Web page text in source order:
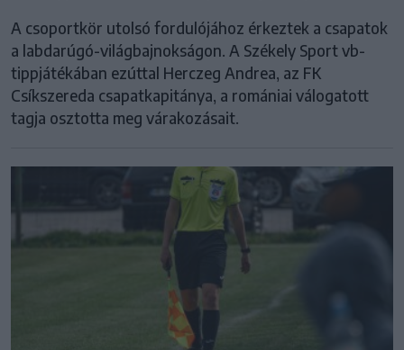
A csoportkör utolsó fordulójához érkeztek a csapatok
a labdarúgó-világbajnokságon. A Székely Sport vb-
tippjátékában ezúttal Herczeg Andrea, az FK
Csíkszereda csapatkapitánya, a romániai válogatott
tagja osztotta meg várakozásait.